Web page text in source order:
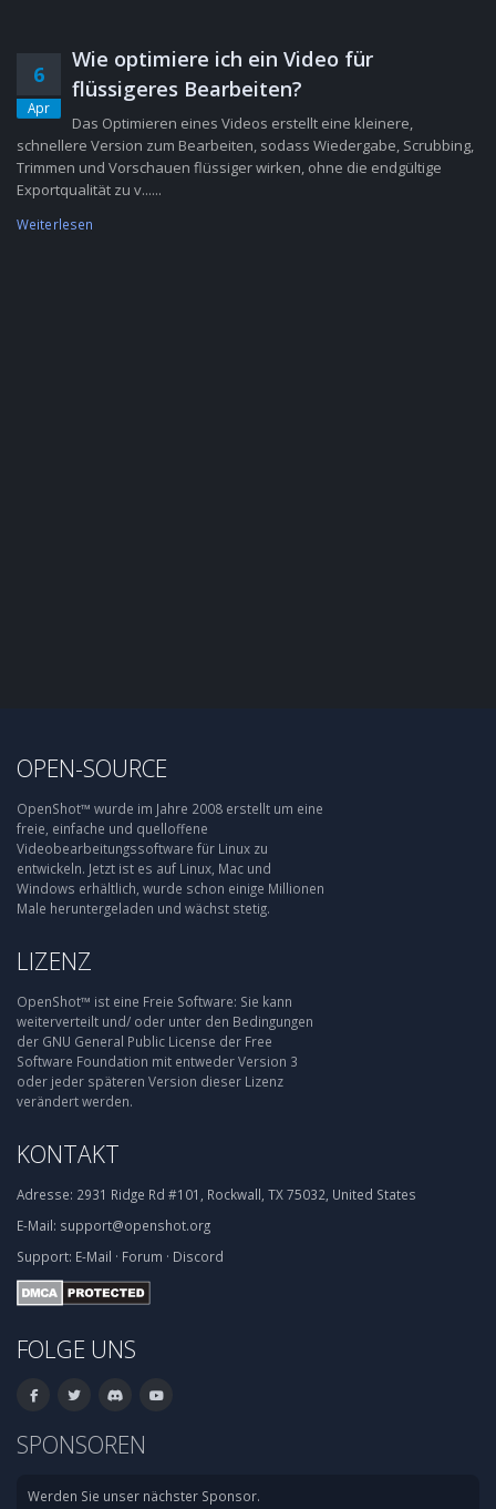
6
Apr
Wie optimiere ich ein Video für
flüssigeres Bearbeiten?
Das Optimieren eines Videos erstellt eine kleinere,
schnellere Version zum Bearbeiten, sodass Wiedergabe, Scrubbing,
Trimmen und Vorschauen flüssiger wirken, ohne die endgültige
Exportqualität zu v......
Weiterlesen
OPEN-SOURCE
OpenShot™ wurde im Jahre 2008 erstellt um eine
freie, einfache und quelloffene
Videobearbeitungssoftware für Linux zu
entwickeln. Jetzt ist es auf Linux, Mac und
Windows erhältlich, wurde schon einige Millionen
Male heruntergeladen und wächst stetig.
LIZENZ
OpenShot™ ist eine Freie Software: Sie kann
weiterverteilt und/ oder unter den Bedingungen
der GNU General Public License der Free
Software Foundation mit entweder Version 3
oder jeder späteren Version dieser Lizenz
verändert werden.
KONTAKT
Adresse: 2931 Ridge Rd #101, Rockwall, TX 75032, United States
E-Mail: support@openshot.org
Support: E-Mail · Forum · Discord
FOLGE UNS
SPONSOREN
Werden Sie unser nächster Sponsor.